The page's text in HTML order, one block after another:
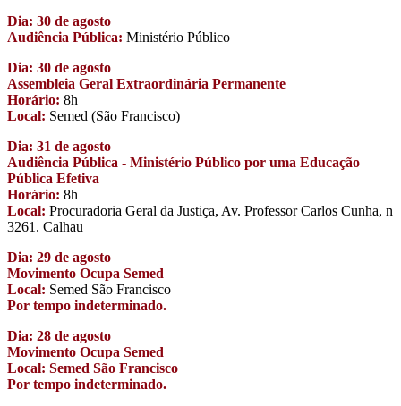
Dia: 30 de agosto
Audiência Pública: Ministério Público
Dia: 30 de agosto
Assembleia Geral Extraordinária Permanente
Horário: 8h
Local: Semed (São Francisco)
Dia: 31 de agosto
Audiência Pública - Ministério Público por uma Educação
Pública Efetiva
Horário: 8h
Local: Procuradoria Geral da Justiça, Av. Professor Carlos Cunha, n
3261. Calhau
Dia: 29 de agosto
Movimento Ocupa Semed
Local: Semed São Francisco
Por tempo indeterminado.
Dia: 28 de agosto
Movimento Ocupa Semed
Local: Semed São Francisco
Por tempo indeterminado.